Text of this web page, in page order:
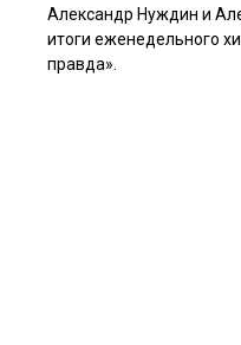
Александр Нуждин и
итоги еженедельного
правда».